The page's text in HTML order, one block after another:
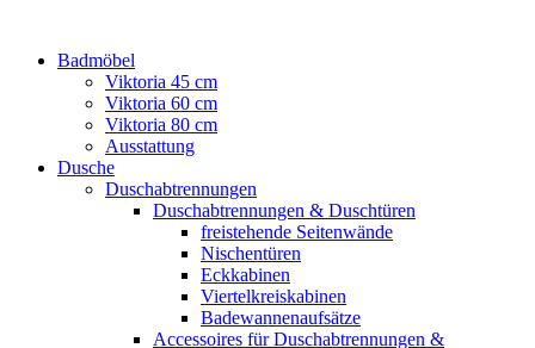
Badmöbel
Viktoria 45 cm
Viktoria 60 cm
Viktoria 80 cm
Ausstattung
Dusche
Duschabtrennungen
Duschabtrennungen & Duschtüren
freistehende Seitenwände
Nischentüren
Eckkabinen
Viertelkreiskabinen
Badewannenaufsätze
Accessoires für Duschabtrennungen &